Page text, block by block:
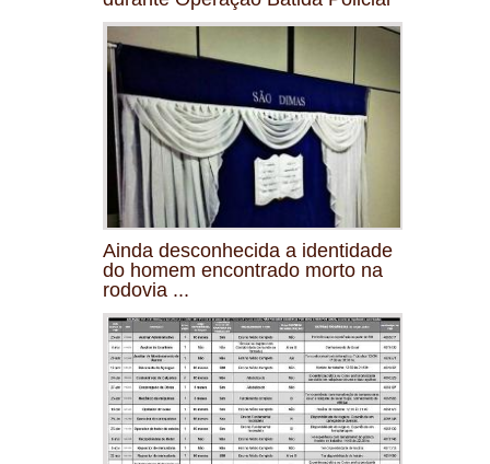
Ainda desconhecida a identidade
do homem encontrado morto na
rodovia ...